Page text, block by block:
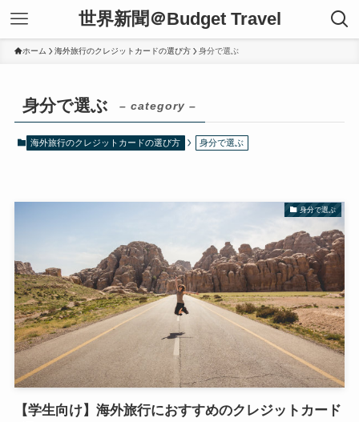
世界新聞＠Budget Travel
ホーム 海外旅行のクレジットカードの選び方 身分で選ぶ
身分で選ぶ – category –
海外旅行のクレジットカードの選び方 身分で選ぶ
身分で選ぶ
【学生向け】海外旅行におすすめのクレジットカード